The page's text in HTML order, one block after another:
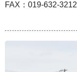
FAX：019-632-3212